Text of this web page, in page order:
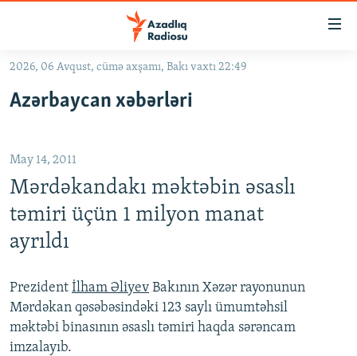
Əsas
qayıt
qayıt
Axtarışa
#ƏSLINDƏ
QANUNI DOĞRU
ARAŞDIRMA
MULTIMEDIA
VIDEO
FOTOQALEREYA
RADIO ARXIV
OXU ZALI
HAQQIMIZDA
2026, 06 Avqust, cümə axşamı, Bakı vaxtı 22:49
Azərbaycan xəbərləri
May 14, 2011
Mərdəkandakı məktəbin əsaslı
təmiri üçün 1 milyon manat
ayrıldı
Prezident İlham Əliyev Bakının Xəzər rayonunun
Mərdəkan qəsəbəsindəki 123 saylı ümumtəhsil
məktəbi binasının əsaslı təmiri haqda sərəncam
imzalayıb.